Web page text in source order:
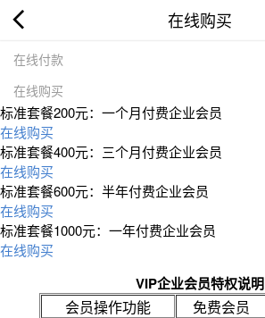
在线购买
在线付款
在线购买
标准套餐200元：一个月付费企业会员
在线购买
标准套餐400元：三个月付费企业会员
在线购买
标准套餐600元：半年付费企业会员
在线购买
标准套餐1000元：一年付费企业会员
在线购买
VIP企业会员特权说明
会员操作功能 免费会员